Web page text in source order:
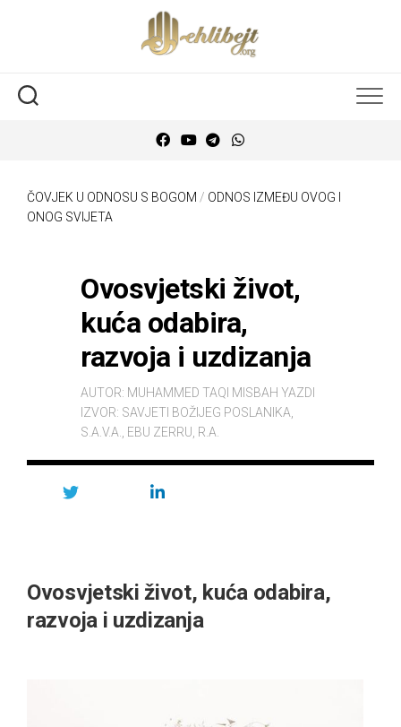
ČOVJEK U ODNOSU S BOGOM / ODNOS IZMEĐU OVOG I
ONOG SVIJETA
Ovosvjetski život,
kuća odabira,
razvoja i uzdizanja
AUTOR: MUHAMMED TAQI MISBAH YAZDI
IZVOR: SAVJETI BOŽIJEG POSLANIKA,
S.A.V.A., EBU ZERRU, R.A.
Ovosvjetski život, kuća odabira,
razvoja i uzdizanja